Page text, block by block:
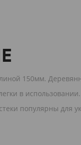
150мм.
в
популярны для